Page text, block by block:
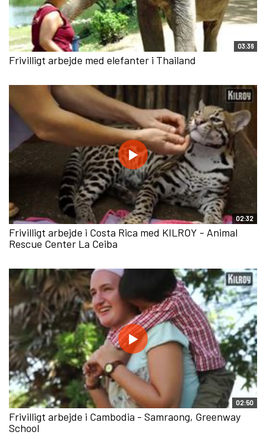
03:36
Frivilligt arbejde med elefanter i Thailand
02:32
Frivilligt arbejde i Costa Rica med KILROY - Animal
Rescue Center La Ceiba
02:50
Frivilligt arbejde i Cambodia - Samraong, Greenway
School